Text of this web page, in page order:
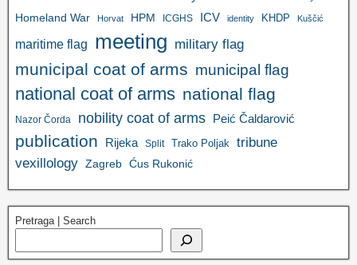
Homeland War Horvat HPM ICGHS ICV identity KHDP Kuščić
maritime flag meeting military flag
municipal coat of arms municipal flag
national coat of arms national flag
Nazor Čorda nobility coat of arms Peić Čaldarović
publication Rijeka Split Trako Poljak tribune
vexillology Zagreb Ćus Rukonić
Pretraga | Search